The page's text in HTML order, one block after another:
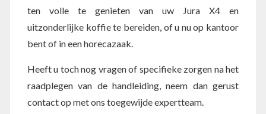
ten volle te genieten van uw Jura X4 en
uitzonderlijke koffie te bereiden, of u nu op kantoor
bent of in een horecazaak.
Heeft u toch nog vragen of specifieke zorgen na het
raadplegen van de handleiding, neem dan gerust
contact op met ons toegewijde expertteam.